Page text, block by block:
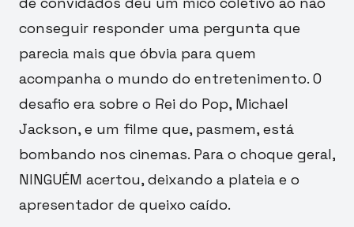
conseguir responder uma pergunta que
parecia mais que óbvia para quem
acompanha o mundo do entretenimento. O
desafio era sobre o Rei do Pop, Michael
Jackson, e um filme que, pasmem, está
bombando nos cinemas. Para o choque geral,
NINGUÉM acertou, deixando a plateia e o
apresentador de queixo caído.